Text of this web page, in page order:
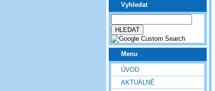
Vyhledat
Menu
ÚVOD
AKTUÁLNĚ